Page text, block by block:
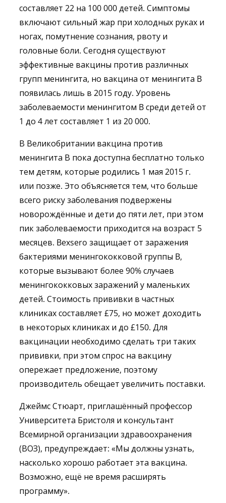
составляет 22 на 100 000 детей. Симптомы
включают сильный жар при холодных руках и
ногах, помутнение сознания, рвоту и
головные боли. Сегодня существуют
эффективные вакцины против различных
групп менингита, но вакцина от менингита B
появилась лишь в 2015 году. Уровень
заболеваемости менингитом B среди детей от
1 до 4 лет составляет 1 из 20 000.
В Великобритании вакцина против
менингита В пока доступна бесплатно только
тем детям, которые родились 1 мая 2015 г.
или позже. Это объясняется тем, что больше
всего риску заболевания подвержены
новорождённые и дети до пяти лет, при этом
пик заболеваемости приходится на возраст 5
месяцев. Bexsero защищает от заражения
бактериями менингококковой группы B,
которые вызывают более 90% случаев
менингококковых заражений у маленьких
детей. Стоимость прививки в частных
клиниках составляет £75, но может доходить
в некоторых клиниках и до £150. Для
вакцинации необходимо сделать три таких
прививки, при этом спрос на вакцину
опережает предложение, поэтому
производитель обещает увеличить поставки.
Джеймс Стюарт, приглашённый профессор
Университета Бристоля и консультант
Всемирной организации здравоохранения
(ВОЗ), предупреждает: «Мы должны узнать,
насколько хорошо работает эта вакцина.
Возможно, ещё не время расширять
программу».